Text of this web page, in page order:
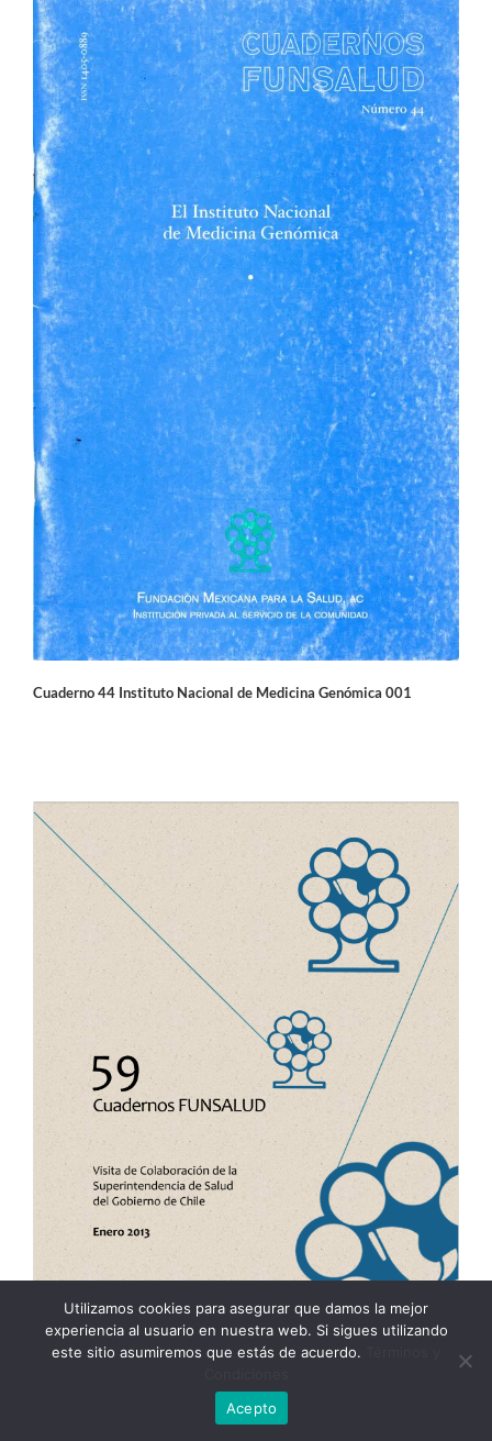
Cuaderno 44 Instituto Nacional de Medicina Genómica 001
Utilizamos cookies para asegurar que damos la mejor
experiencia al usuario en nuestra web. Si sigues utilizando
este sitio asumiremos que estás de acuerdo.
Acepto